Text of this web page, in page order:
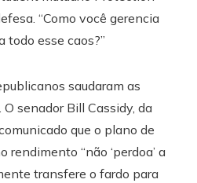
“Como você gerencia
todo esse caos?”
saudaram as
senador Bill Cassidy, da
que o plano de
rendimento “não ‘perdoa’ a
transfere o fardo para